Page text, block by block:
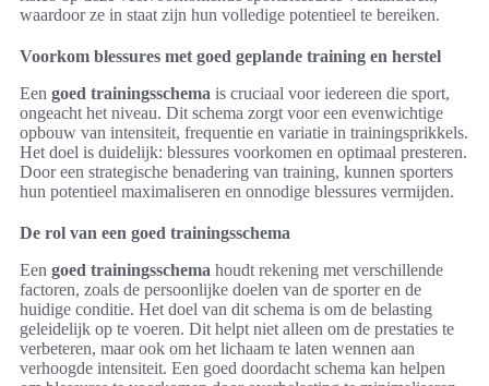
waardoor ze in staat zijn hun volledige potentieel te bereiken.
Voorkom blessures met goed geplande training en herstel
Een goed trainingsschema is cruciaal voor iedereen die sport,
ongeacht het niveau. Dit schema zorgt voor een evenwichtige
opbouw van intensiteit, frequentie en variatie in trainingsprikkels.
Het doel is duidelijk: blessures voorkomen en optimaal presteren.
Door een strategische benadering van training, kunnen sporters
hun potentieel maximaliseren en onnodige blessures vermijden.
De rol van een goed trainingsschema
Een goed trainingsschema houdt rekening met verschillende
factoren, zoals de persoonlijke doelen van de sporter en de
huidige conditie. Het doel van dit schema is om de belasting
geleidelijk op te voeren. Dit helpt niet alleen om de prestaties te
verbeteren, maar ook om het lichaam te laten wennen aan
verhoogde intensiteit. Een goed doordacht schema kan helpen